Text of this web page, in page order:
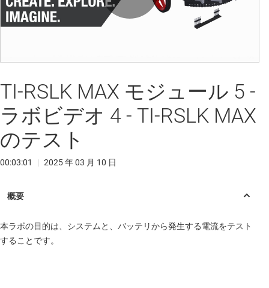
Play
Video
TI-RSLK MAX モジュール 5 -
ラボビデオ 4 - TI-RSLK MAX
のテスト
00:03:01 | 2025 年 03 月 10 日
本ラボの目的は、システムと、バッテリから発生する電流をテスト
することです。